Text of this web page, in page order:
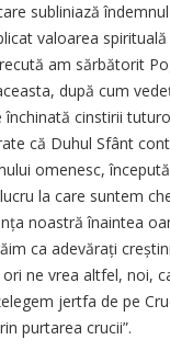
subliniază
valoarea
am sărbătorit
după cum
închinată cinstirii
că Duhul Sfânt
omenesc,
la care suntem
noastră înaintea
ca adevărați
ne vrea altfel, noi,
jertfa de pe
purtarea crucii”.